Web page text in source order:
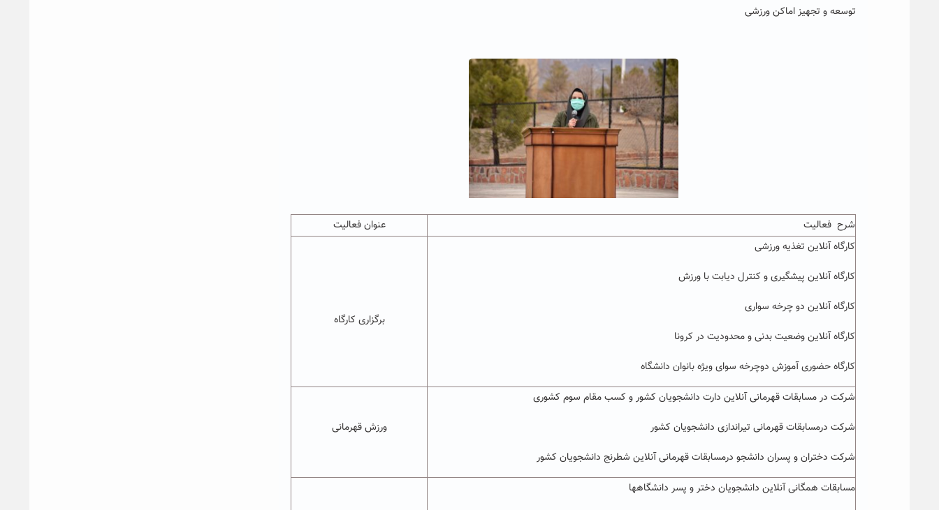
توسعه و تجهیز اماکن ورزشی
شرح فعالیت
عنوان فعالیت
کارگاه آنلاین تغذیه ورزشی
کارگاه آنلاین پیشگیری و کنترل دیابت با ورزش
کارگاه آنلاین دو چرخه سواری
کارگاه آنلاین وضعیت بدنی و محدودیت در کرونا
کارگاه حضوری آموزش دوچرخه سوای ویژه بانوان دانشگاه
برگزاری کارگاه
شرکت در مسابقات قهرمانی آنلاین دارت دانشجویان کشور و کسب مقام سوم کشوری
شرکت درمسابقات قهرمانی تیراندازی دانشجویان کشور
شرکت دختران و پسران دانشجو درمسابقات قهرمانی آنلاین شطرنج دانشجویان کشور
ورزش قهرمانی
مسابقات همگانی آنلاین دانشجویان دختر و پسر دانشگاهها